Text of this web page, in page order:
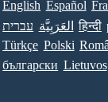
English Español
עברית العَرَبِيَّة हिन्दी
Türkçe Polski
български Lietuvos